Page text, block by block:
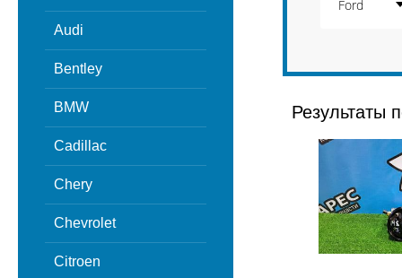
Audi
Bentley
BMW
Cadillac
Chery
Chevrolet
Citroen
Результаты